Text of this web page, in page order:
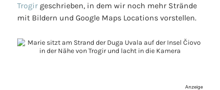
Trogir geschrieben, in dem wir noch mehr Strände
mit Bildern und Google Maps Locations vorstellen.
Anzeige